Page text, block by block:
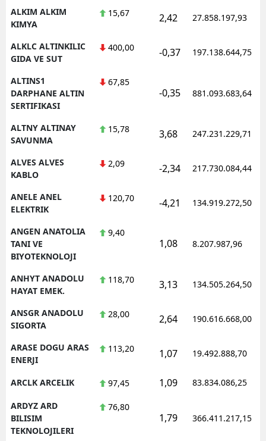
ALKIM ALKIM
KIMYA
15,67 2,42 27.858.197,93
ALKLC ALTINKILIC
GIDA VE SUT
400,00 -0,37 197.138.644,75
ALTINS1
DARPHANE ALTIN
SERTIFIKASI
67,85
-0,35 881.093.683,64
ALTNY ALTINAY
SAVUNMA
15,78 3,68 247.231.229,71
ALVES ALVES
KABLO
2,09 -2,34 217.730.084,44
ANELE ANEL
ELEKTRIK
120,70 -4,21 134.919.272,50
ANGEN ANATOLIA
TANI VE
BIYOTEKNOLOJI
9,40
1,08 8.207.987,96
ANHYT ANADOLU
HAYAT EMEK.
118,70 3,13 134.505.264,50
ANSGR ANADOLU
SIGORTA
28,00 2,64 190.616.668,00
ARASE DOGU ARAS
ENERJI
113,20 1,07 19.492.888,70
ARCLK ARCELIK 97,45 1,09 83.834.086,25
ARDYZ ARD
BILISIM
TEKNOLOJILERI
76,80
1,79 366.411.217,15